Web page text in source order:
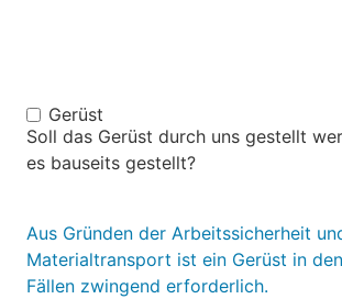
Gerüst
Gerüst
Soll das Gerüst durch uns gestellt
es bauseits gestellt?
Aus Gründen der Arbeitssicherheit
Materialtransport ist ein Gerüst in
Fällen zwingend erforderlich.